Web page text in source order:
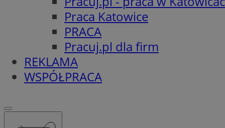
Praca Katowice
PRACA
Pracuj.pl dla firm
REKLAMA
WSPÓŁPRACA